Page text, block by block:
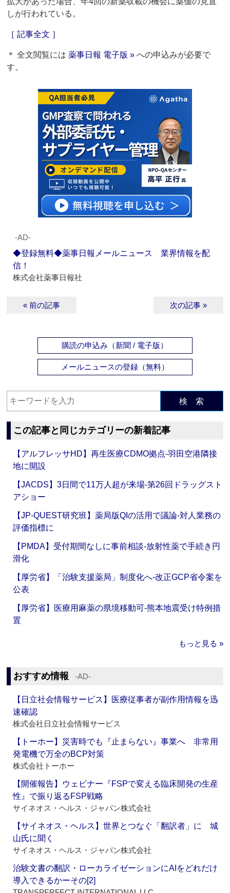
しが行われている。
［ 記事全文 ］
＊ 全文閲覧には薬事日報 電子版 » への申込みが必要で
す。
‐AD‐
◆登録無料◆薬事日報メールニュース 業界情報を配
信！
株式会社薬事日報社
« 前の記事 次の記事 »
購読の申込み（新聞 / 電子版）
メールニュースの登録（無料）
検 索
この記事と同じカテゴリーの新着記事
【アルフレッサHD】再生医療CDMO拠点‐羽田空港隣接
地に開設
【JACDS】3日間で11万人超が来場‐第26回ドラッグスト
アショー
【JP-QUEST研究班】薬局版QIの活用で議論‐対人業務の
評価指標に
【PMDA】受付期間なしに事前相談‐放射性薬で手続き円
滑化
【厚労省】「治験支援薬局」制度化へ‐改正GCP省令案を
公表
【厚労省】医療用麻薬の県境移動可‐熊本地震受け特例措
置
もっと見る »
おすすめ情報 ‐AD‐
【日立社会情報サービス】医療従事者が副作用情報を迅
速確認
株式会社日立社会情報サービス
【トーホー】災害時でも『止まらない』事業へ 非常用
発電機で万全のBCP対策
株式会社トーホー
【開催報告】ウェビナー『FSPで変える臨床開発の生産
性』で振り返るFSP戦略
サイネオス・ヘルス・ジャパン株式会社
【サイネオス・ヘルス】世界とつなぐ「翻訳者」に 城
山氏に聞く
サイネオス・ヘルス・ジャパン株式会社
治験文書の翻訳・ローカライゼーションにAIをどれだけ
導入できるかーその[2]